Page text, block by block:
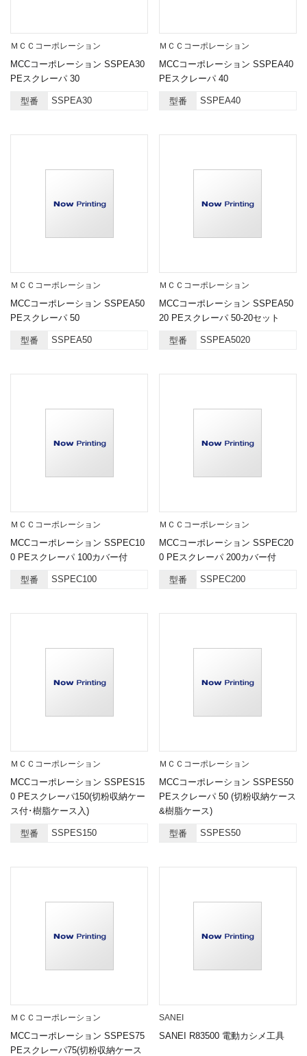
ＭＣＣコーポレーション
MCCコーポレーション SSPEA30
PEスクレーパ 30
型番 SSPEA30
ＭＣＣコーポレーション
MCCコーポレーション SSPEA40
PEスクレーパ 40
型番 SSPEA40
ＭＣＣコーポレーション
MCCコーポレーション SSPEA50
PEスクレーパ 50
型番 SSPEA50
ＭＣＣコーポレーション
MCCコーポレーション SSPEA50
20 PEスクレーパ 50-20セット
型番 SSPEA5020
ＭＣＣコーポレーション
MCCコーポレーション SSPEC10
0 PEスクレーパ 100カバー付
型番 SSPEC100
ＭＣＣコーポレーション
MCCコーポレーション SSPEC20
0 PEスクレーパ 200カバー付
型番 SSPEC200
ＭＣＣコーポレーション
MCCコーポレーション SSPES15
0 PEスクレーパ150(切粉収納ケー
ス付･樹脂ケース入)
型番 SSPES150
ＭＣＣコーポレーション
MCCコーポレーション SSPES50
PEスクレーパ 50 (切粉収納ケース
&樹脂ケース)
型番 SSPES50
ＭＣＣコーポレーション
MCCコーポレーション SSPES75
PEスクレーパ75(切粉収納ケース
SANEI
SANEI R83500 電動カシメ工具